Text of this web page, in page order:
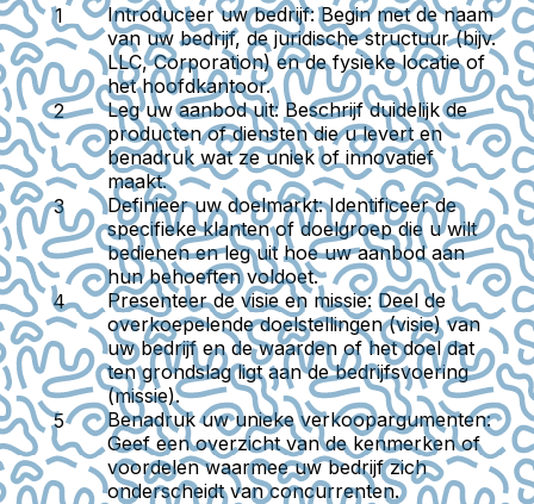
Introduceer uw bedrijf: Begin met de naam
van uw bedrijf, de juridische structuur (bijv.
LLC, Corporation) en de fysieke locatie of
het hoofdkantoor.
Leg uw aanbod uit: Beschrijf duidelijk de
producten of diensten die u levert en
benadruk wat ze uniek of innovatief
maakt.
Definieer uw doelmarkt:Identificeer de
specifieke klanten of doelgroep die u wilt
bedienen en leg uit hoe uw aanbod aan
hun behoeften voldoet.
Presenteer de visie en missie:Deel de
overkoepelende doelstellingen (visie) van
uw bedrijf en de waarden of het doel dat
ten grondslag ligt aan de bedrijfsvoering
(missie).
Benadruk uw unieke verkoopargumenten:
Geef een overzicht van de kenmerken of
voordelen waarmee uw bedrijf zich
onderscheidt van concurrenten.